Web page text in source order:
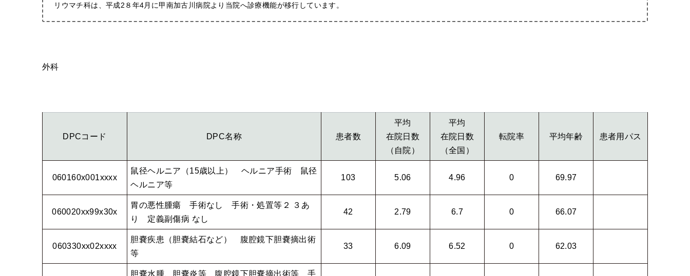
リウマチ科は、平成2８年4月に甲南加古川病院より当院へ診療機能が移行しています。
外科
DPCコード DPC名称 患者数
平均
在院日数
（自院）
平均
在院日数
（全国）
転院率 平均年齢 患者用パス
060160x001xxxx
鼠径ヘルニア（15歳以上） ヘルニア手術 鼠径
ヘルニア等
103 5.06 4.96 0 69.97
060020xx99x30x
胃の悪性腫瘍 手術なし 手術・処置等２ ３あ
り 定義副傷病 なし
42 2.79 6.7 0 66.07
060330xx02xxxx
胆嚢疾患（胆嚢結石など） 腹腔鏡下胆嚢摘出術
等
33 6.09 6.52 0 62.03
胆嚢水腫、胆嚢炎等 腹腔鏡下胆嚢摘出術等 手